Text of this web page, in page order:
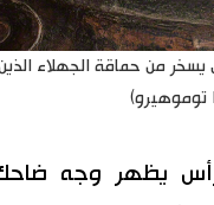
من حماقة الجهلاء الذين
توموهيرو)
يظهر وجه